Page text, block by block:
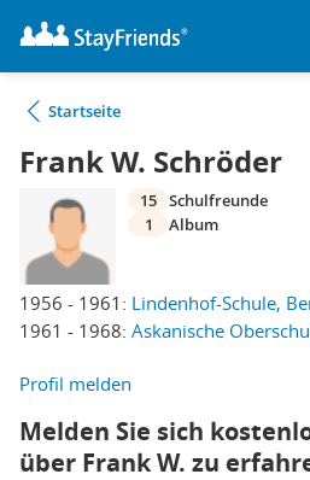
Startseite
Frank W. Schröder
1956 - 1961: Lindenhof-Schule,
1961 - 1968: Askanische
15 Schulfreunde
1
Album
Profil melden
Melden Sie sich
über Frank W. zu